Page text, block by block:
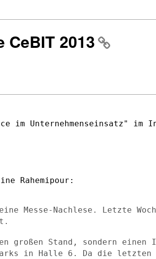
CeBIT 2013
im Unternehmenseinsatz" im
Messe-Nachlese. Letzte
großen Stand, sondern einen
in Halle 6. Da die letzten